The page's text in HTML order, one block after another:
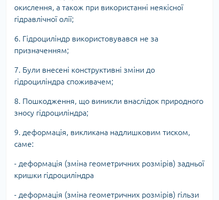
окислення, а також при використанні неякісної
гідравлічної олії;
6. Гідроциліндр використовувався не за
призначенням;
7. Були внесені конструктивні зміни до
гідроциліндра споживачем;
8. Пошкодження, що виникли внаслідок природного
зносу гідроциліндра;
9. деформація, викликана надлишковим тиском,
саме:
- деформація (зміна геометричних розмірів) задньої
кришки гідроциліндра
- деформація (зміна геометричних розмірів) гільзи